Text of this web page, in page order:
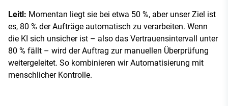
Leitl: Momentan liegt sie bei etwa 50 %, aber unser Ziel ist
es, 80 % der Aufträge automatisch zu verarbeiten. Wenn
die KI sich unsicher ist – also das Vertrauensintervall unter
80 % fällt – wird der Auftrag zur manuellen Überprüfung
weitergeleitet. So kombinieren wir Automatisierung mit
menschlicher Kontrolle.